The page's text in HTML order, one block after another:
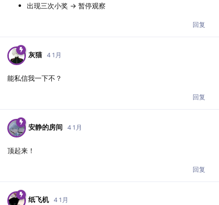
出现三次小奖 → 暂停观察
回复
灰猫 4 1月
能私信我一下不？
回复
安静的房间 4 1月
顶起来！
回复
纸飞机 4 1月